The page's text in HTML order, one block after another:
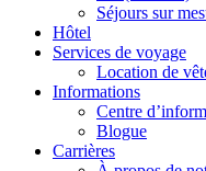
Séjours sur
Hôtel
Services de voyage
Location de
Informations
Centre
Blogue
Carrières